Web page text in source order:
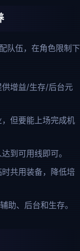
队伍，在角色限制下
增益/生存/后台元
但要能上场完成机
到可用线即可。
共用装备，降低培
助、后台和生存。